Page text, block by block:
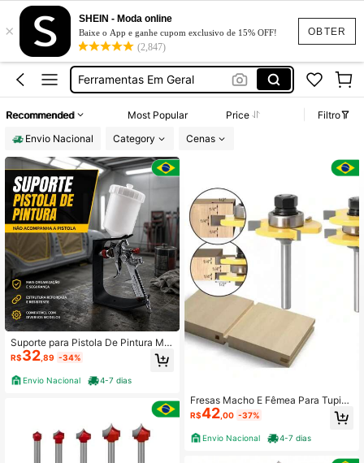
OBTER
×
SHEIN - Moda online
Baixe o App e ganhe cupom exclusivo de 15% OFF!
(2,847)
Máquina De Solda
Ventilado
Ferramentas Em Geral
Material De Construção
Ventilado
Recommended Most Popular Price
Filtro
Envio Nacional
Category Cenas
Suporte para Pistola De Pintura Me
sa e Parede
R$32 ,89 -34%
Envio Nacional 4-7 dias
Fresas Macho E Fêmea Para Tupia
- Haste 8mm
R$42 ,00 -37%
Envio Nacional 4-7 dias